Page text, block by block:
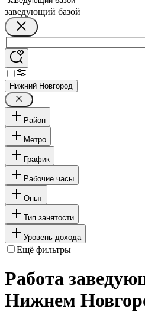
заведующий базой
Нижний Новгород
Район
Метро
График
Рабочие часы
Опыт
Тип занятости
Уровень дохода
Ещё фильтры
Работа
Нижнем